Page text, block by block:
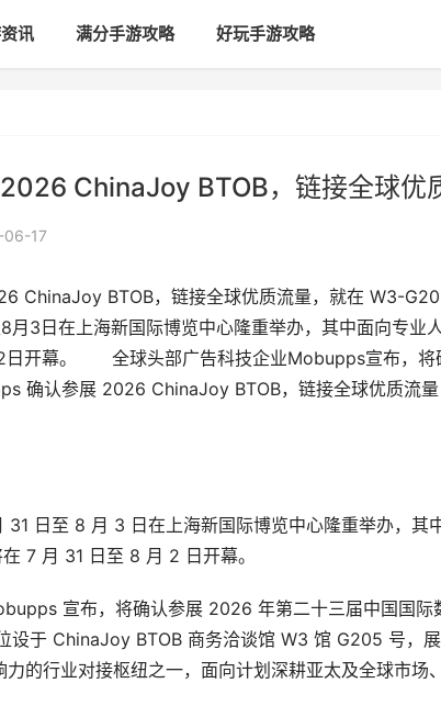
讯 满分手游攻略 好玩手游攻略
ChinaJoy BTOB，链接全球优
06-17
ChinaJoy BTOB，链接全球优质流量，就在 W3-
3日在上海新国际博览中心隆重举办，其中面向专业
日开幕。 全球头部广告科技企业Mobupps宣布，将
确认参展 2026 ChinaJoy BTOB，链接全球优质流
至 8 月 3 日在上海新国际博览中心隆重举办，其
7 月 31 日至 8 月 2 日开幕。
宣布，将确认参展 2026 年第二十三届中国国际
设于 ChinaJoy BTOB 商务洽谈馆 W3 馆 G205 号，
力的行业对接枢纽之一，面向计划深耕亚太及全球市场